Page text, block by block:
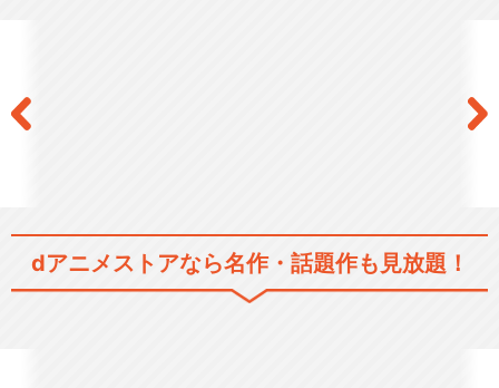
きかんしゃトーマス（シリー
ズ4）
dアニメストアなら名作・話題作も見放題！